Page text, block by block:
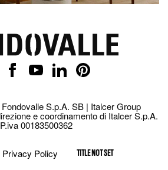
S.p.A. SB | Italcer Group
e coordinamento di Italcer S.p.A.
P.iva 00183500362
Privacy Policy TITLE NOT SET